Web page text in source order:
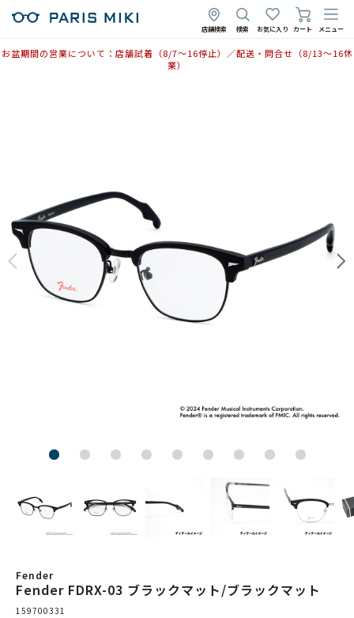
店舗検索 検索 お気に入り カート メニュー
お盆期間の営業について：店舗試着（8/7〜16停止）／配送・問合せ（8/13〜16休
業）
Fender
Fender FDRX-03 ブラックマット/ブラックマット
159700331
2025年10月27日